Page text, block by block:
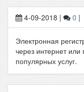
4-09-2018 | 0 |
Электронная
через интернет
популярных услуг.